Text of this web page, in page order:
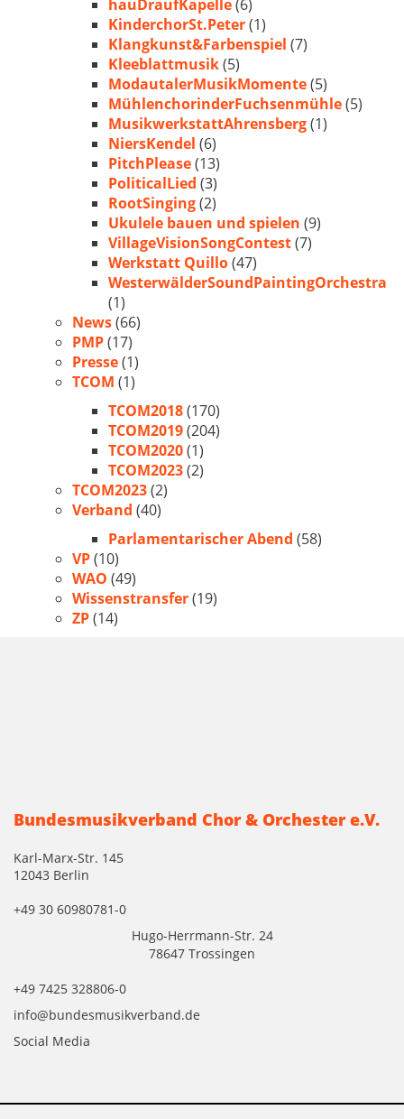
hauDraufKapelle(6)
KinderchorSt.Peter(1)
Klangkunst&Farbenspiel (7)
Kleeblattmusik(5)
ModautalerMusikMomente(5)
MühlenchorinderFuchsenmühle(5)
MusikwerkstattAhrensberg(1)
NiersKendel (6)
PitchPlease(13)
PoliticalLied (3)
RootSinging(2)
Ukulele bauen und spielen (9)
VillageVisionSongContest(7)
Werkstatt Quillo(47)
WesterwälderSoundPaintingOrchestra
(1)
News(66)
PMP(17)
Presse(1)
TCOM (1)
TCOM2018(170)
TCOM2019(204)
TCOM2020(1)
TCOM2023(2)
TCOM2023(2)
Verband (40)
Parlamentarischer Abend (58)
VP(10)
WAO (49)
Wissenstransfer(19)
ZP(14)
Bundesmusikverband Chor & Orchester e.V.
Karl-Marx-Str. 145
12043 Berlin
+49 30 60980781-0
Hugo-Herrmann-Str. 24
78647 Trossingen
+49 7425 328806-0
info@bundesmusikverband.de
Social Media